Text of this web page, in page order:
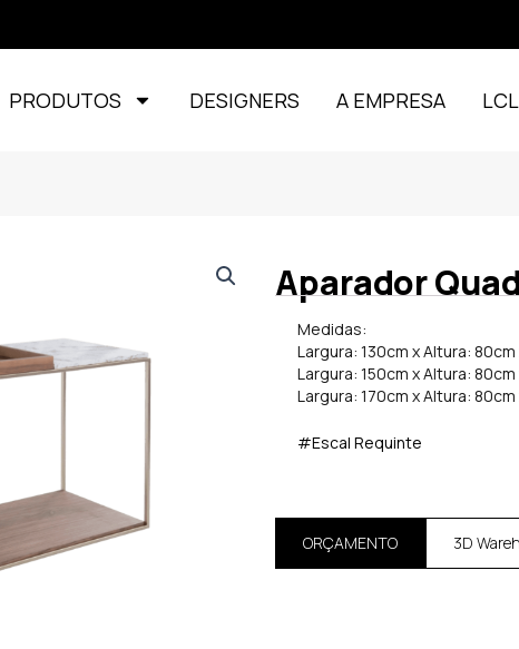
PRODUTOS DESIGNERS A EMPRESA
Aparador
Medidas:
Largura: 130cm x Altura:
Largura: 150cm x Altura:
Largura: 170cm x Altura:
#Escal Requinte
ORÇAMENTO 3D